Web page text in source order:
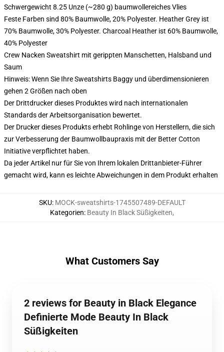
Schwergewicht 8.25 Unze (~280 g) baumwollereiches Vlies
Feste Farben sind 80% Baumwolle, 20% Polyester. Heather Grey ist
70% Baumwolle, 30% Polyester. Charcoal Heather ist 60% Baumwolle,
40% Polyester
Crew Nacken Sweatshirt mit gerippten Manschetten, Halsband und
Saum
Hinweis: Wenn Sie Ihre Sweatshirts Baggy und überdimensionieren
gehen 2 Größen nach oben
Der Drittdrucker dieses Produktes wird nach internationalen
Standards der Arbeitsorganisation bewertet.
Der Drucker dieses Produkts erhebt Rohlinge von Herstellern, die sich
zur Verbesserung der Baumwollbaupraxis mit der Better Cotton
Initiative verpflichtet haben.
Da jeder Artikel nur für Sie von Ihrem lokalen Drittanbieter-Führer
gemacht wird, kann es leichte Abweichungen in dem Produkt erhalten
SKU: MOCK-sweatshirts-1745507489-DEFAULT
Kategorien: Beauty In Black Süßigkeiten,
What Customers Say
2 reviews for Beauty in Black Elegance
Definierte Mode Beauty In Black
Süßigkeiten